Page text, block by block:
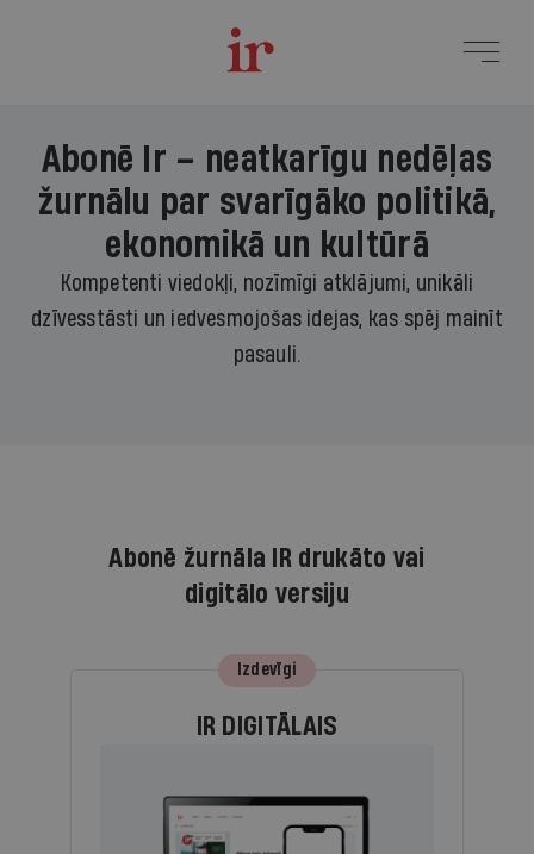
Abonē Ir – neatkarīgu nedēļas
žurnālu par svarīgāko politikā,
ekonomikā un kultūrā
Kompetenti viedokļi, nozīmīgi atklājumi, unikāli
dzīvesstāsti un iedvesmojošas idejas, kas spēj mainīt
pasauli.
Abonē žurnāla IR drukāto vai
digitālo versiju
Izdevīgi
IR DIGITĀLAIS